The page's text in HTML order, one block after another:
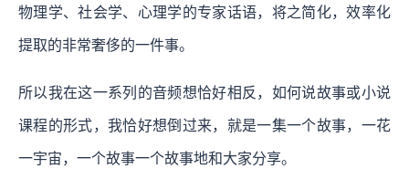
物理学、社会学、心理学的专家话语，将之简化，效率化
提取的非常奢侈的一件事。
所以我在这一系列的音频想恰好相反，如何说故事或小说
课程的形式，我恰好想倒过来，就是一集一个故事，一花
一宇宙，一个故事一个故事地和大家分享。